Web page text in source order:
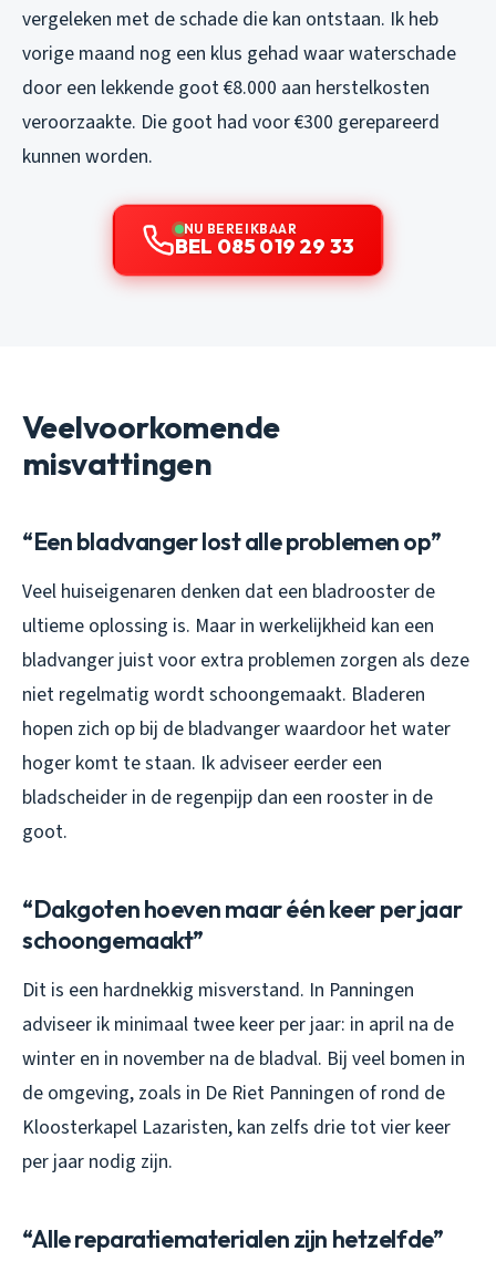
vergeleken met de schade die kan ontstaan. Ik heb
vorige maand nog een klus gehad waar waterschade
door een lekkende goot €8.000 aan herstelkosten
veroorzaakte. Die goot had voor €300 gerepareerd
kunnen worden.
NU BEREIKBAAR
BEL 085 019 29 33
Veelvoorkomende
misvattingen
“Een bladvanger lost alle problemen op”
Veel huiseigenaren denken dat een bladrooster de
ultieme oplossing is. Maar in werkelijkheid kan een
bladvanger juist voor extra problemen zorgen als deze
niet regelmatig wordt schoongemaakt. Bladeren
hopen zich op bij de bladvanger waardoor het water
hoger komt te staan. Ik adviseer eerder een
bladscheider in de regenpijp dan een rooster in de
goot.
“Dakgoten hoeven maar één keer per jaar
schoongemaakt”
Dit is een hardnekkig misverstand. In Panningen
adviseer ik minimaal twee keer per jaar: in april na de
winter en in november na de bladval. Bij veel bomen in
de omgeving, zoals in De Riet Panningen of rond de
Kloosterkapel Lazaristen, kan zelfs drie tot vier keer
per jaar nodig zijn.
“Alle reparatiematerialen zijn hetzelfde”